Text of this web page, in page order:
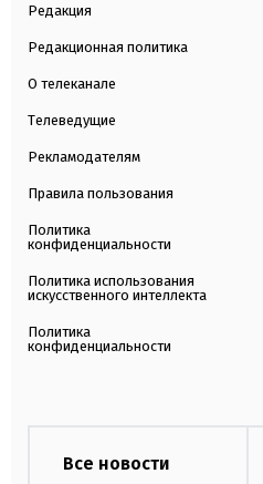
Редакция
Редакционная политика
О телеканале
Телеведущие
Рекламодателям
Правила пользования
Политика
конфиденциальности
Политика использования
искусственного интеллекта
Политика
конфиденциальности
Все новости